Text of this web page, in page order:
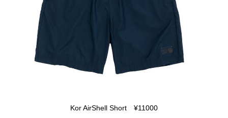
Kor AirShell Short ¥11000